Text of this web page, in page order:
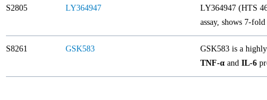
S2805 LY364947
LY364947 (HTS
assay, shows 7-
S8261 GSK583
GSK583 is a
TNF-α and IL-6